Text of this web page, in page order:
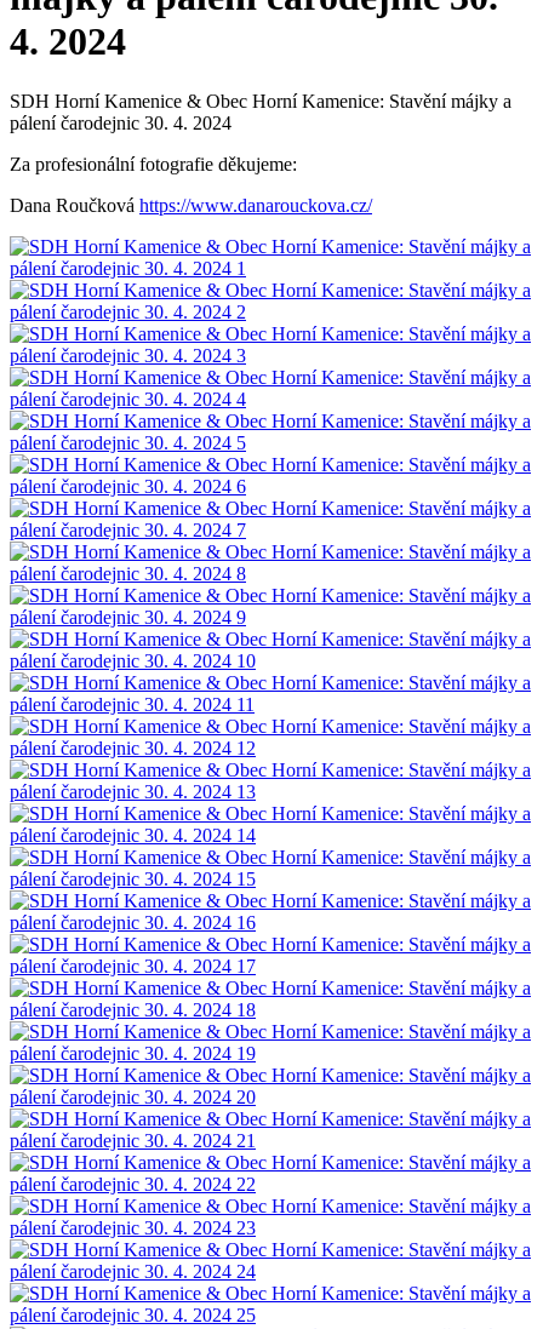
4. 2024
SDH Horní Kamenice & Obec Horní Kamenice: Stavění májky a
pálení čarodejnic 30. 4. 2024
Za profesionální fotografie děkujeme:
Dana Roučková https://www.danarouckova.cz/